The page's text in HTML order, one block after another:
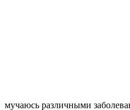
мучаюсь различными